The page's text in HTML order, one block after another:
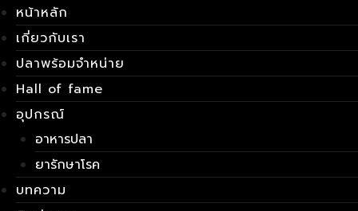
Skip
to
content
หน้าหลัก
เกี่ยวกับเรา
ปลาพร้อมจำหน่าย
Hall of fame
อุปกรณ์
อาหารปลา
ยารักษาโรค
บทความ
เมนู